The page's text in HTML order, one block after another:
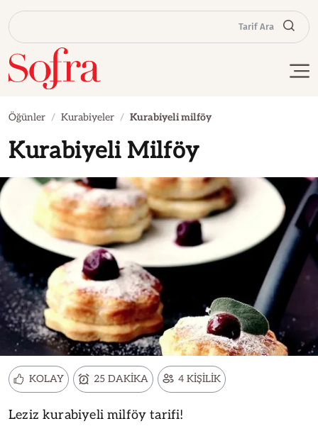
Tarif Ara
Öğünler Kurabiyeler Kurabiyeli milföy
Kurabiyeli Milföy
KOLAY 25 DAKİKA 4 KİŞİLİK
Leziz kurabiyeli milföy tarifi!